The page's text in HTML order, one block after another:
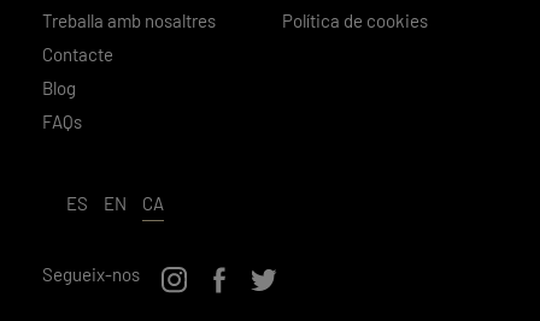
Treballa amb nosaltres
Contacte
Blog
FAQs
Política de cookies
ES EN CA
Segueix-nos